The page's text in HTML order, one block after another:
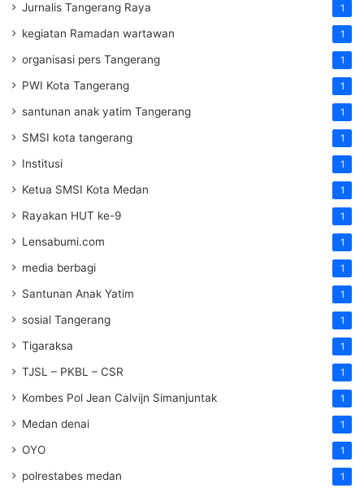
Jurnalis Tangerang Raya 1
kegiatan Ramadan wartawan 1
organisasi pers Tangerang 1
PWI Kota Tangerang 1
santunan anak yatim Tangerang 1
SMSI kota tangerang 1
Institusi 1
Ketua SMSI Kota Medan 1
Rayakan HUT ke-9 1
Lensabumi.com 1
media berbagi 1
Santunan Anak Yatim 1
sosial Tangerang 1
Tigaraksa 1
TJSL – PKBL – CSR 1
Kombes Pol Jean Calvijn Simanjuntak 1
Medan denai 1
OYO 1
polrestabes medan 1